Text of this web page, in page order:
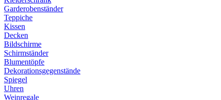
Garderobenständer
Teppiche
Kissen
Decken
Bildschirme
Schirmständer
Blumentöpfe
Dekorationsgegenstände
Spiegel
Uhren
Weinregale